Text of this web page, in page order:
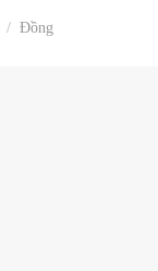
/ Đồng